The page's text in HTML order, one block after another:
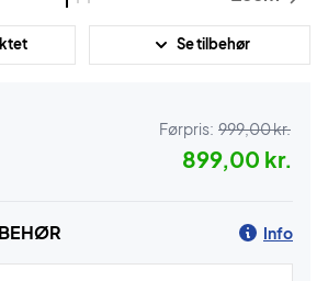
Se tilbehør
Førpris: 999,00 kr.
899,00 kr.
Info